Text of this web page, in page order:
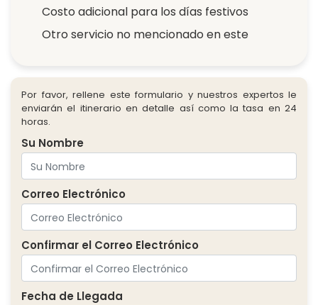
Costo adicional para los días festivos
Otro servicio no mencionado en este
Por favor, rellene este formulario y nuestros expertos le
enviarán el itinerario en detalle así como la tasa en 24
horas.
Su Nombre
Correo Electrónico
Confirmar el Correo Electrónico
Fecha de Llegada